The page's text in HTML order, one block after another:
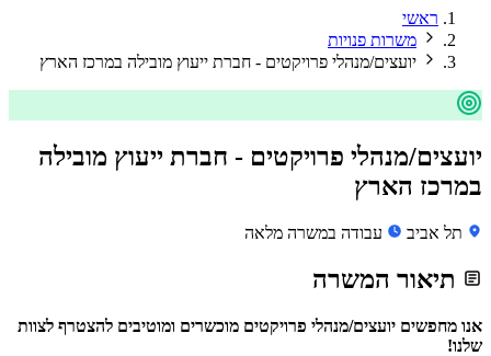
ראשי
משרות פנויות
יועצים/מנהלי פרויקטים - חברת ייעוץ מובילה במרכז הארץ
יועצים/מנהלי פרויקטים - חברת ייעוץ מובילה
במרכז הארץ
תל אביב עבודה במשרה מלאה
תיאור המשרה
אנו מחפשים יועצים/מנהלי פרויקטים מוכשרים ומוטיבים להצטרף לצוות
שלנו!